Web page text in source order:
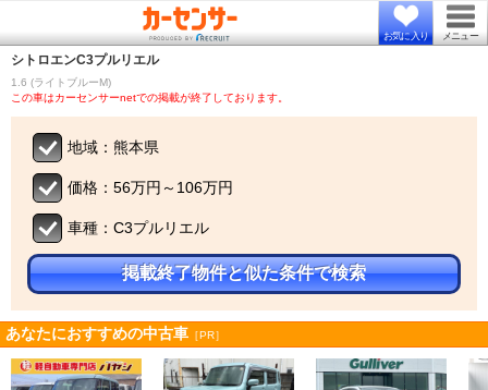
お気に入り メニュー
シトロエンC3プルリエル
1.6 (ライトブルーM)
この車はカーセンサーnetでの掲載が終了しております。
地域：熊本県
価格：56万円～106万円
車種：C3プルリエル
掲載終了物件と似た条件で検索
あなたにおすすめの中古車 ［PR］